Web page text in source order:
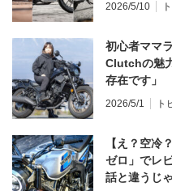
2026/5/10
初心者ママ
Clutchの魅
存在です」
2026/5/1 ト
【え？空冷
ゼロ」でレ
話と違うじ